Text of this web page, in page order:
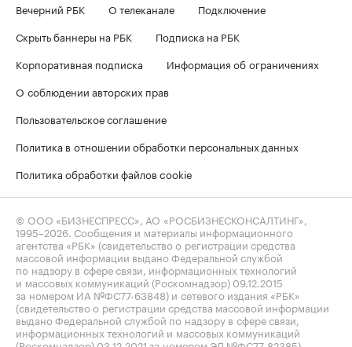
Вечерний РБК
О телеканале
Подключение
Скрыть баннеры на РБК
Подписка на РБК
Корпоративная подписка
Информация об ограничениях
О соблюдении авторских прав
Пользовательское соглашение
Политика в отношении обработки персональных данных
Политика обработки файлов cookie
© ООО «БИЗНЕСПРЕСС», АО «РОСБИЗНЕСКОНСАЛТИНГ»,
1995–2026. Сообщения и материалы информационного
агентства «РБК» (свидетельство о регистрации средства
массовой информации выдано Федеральной службой
по надзору в сфере связи, информационных технологий
и массовых коммуникаций (Роскомнадзор) 09.12.2015
за номером ИА №ФС77-63848) и сетевого издания «РБК»
(свидетельство о регистрации средства массовой информации
выдано Федеральной службой по надзору в сфере связи,
информационных технологий и массовых коммуникаций